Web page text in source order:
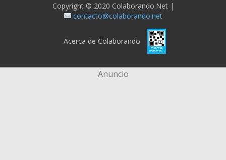
Copyright © 2020 Colaborando.net |
contacto@colaborando.net
Acerca de Colaborando
Anuncio